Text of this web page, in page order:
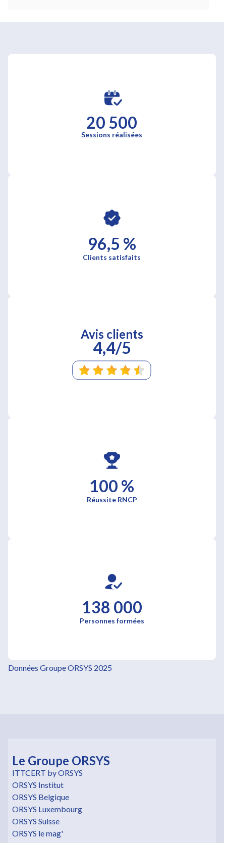
20 500
Sessions réalisées
96,5 %
Clients satisfaits
Avis clients
4,4/5
100 %
Réussite RNCP
138 000
Personnes formées
Données Groupe ORSYS 2025
Le Groupe ORSYS
ITTCERT by ORSYS
ORSYS Institut
ORSYS Belgique
ORSYS Luxembourg
ORSYS Suisse
ORSYS le mag'